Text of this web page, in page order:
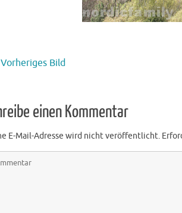
Vorheriges Bild
einen Kommentar
E-Mail-Adresse wird nicht veröffentlicht.